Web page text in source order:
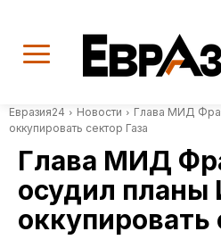
Евразия24 Новости
Глава МИД
оккупировать сектор Газа
Глава МИД
осудил планы
оккупировать